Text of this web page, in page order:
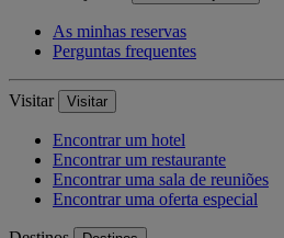
As minhas reservas
Perguntas frequentes
Visitar Visitar
Encontrar um hotel
Encontrar um restaurante
Encontrar uma sala de reuniões
Encontrar uma oferta especial